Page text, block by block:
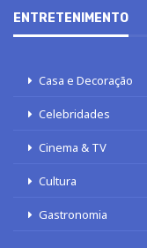
ENTRETENIMENTO
Casa e Decoração
Celebridades
Cinema & TV
Cultura
Gastronomia